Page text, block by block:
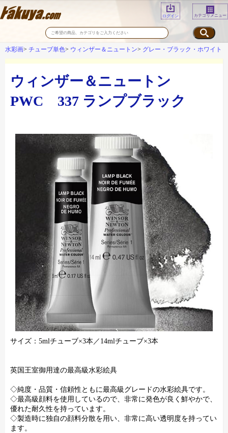
ログイン カテゴリメニュー
水彩画 チューブ単色 ウィンザー＆ニュートン グレー・ブラック・ホワイト
ウィンザー＆ニュートン
PWC 337 ランプブラック
サイズ：5mlチューブ×3本／14mlチューブ×3本
英国王室御用達の最高級水彩絵具
◇純度・品質・信頼性ともに最高級グレードの水彩絵具です。
◇最高級顔料を使用しているので、非常に発色が良く鮮やかで、
優れた耐久性を持っています。
◇製造時に独自の顔料分散を用い、非常に高い透明度を持ってい
ます。